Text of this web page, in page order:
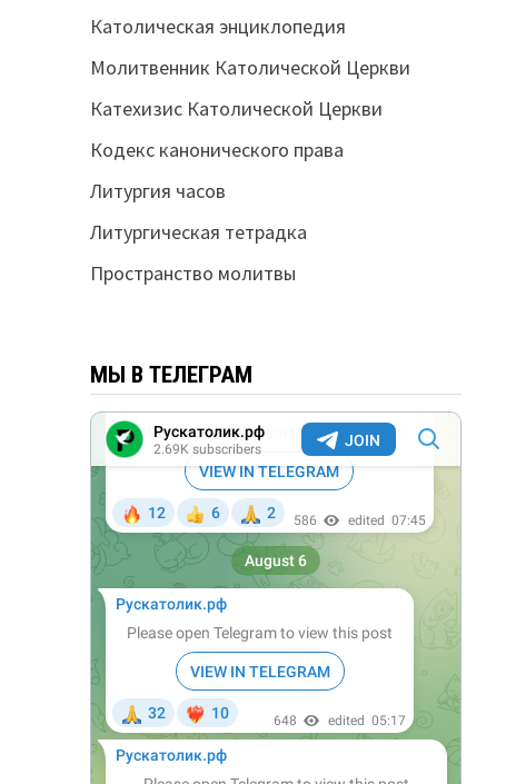
Католическая энциклопедия
Молитвенник Католической Церкви
Катехизис Католической Церкви
Кодекс канонического права
Литургия часов
Литургическая тетрадка
Пространство молитвы
МЫ В ТЕЛЕГРАМ